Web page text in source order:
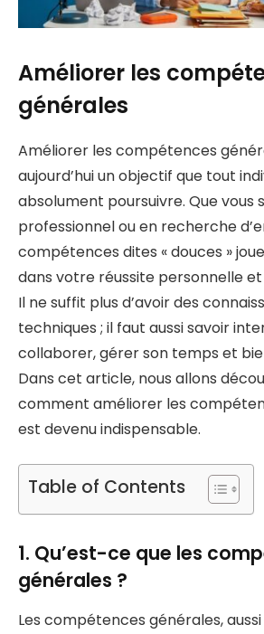
Améliorer les
générales
Améliorer les compétences
aujourd’hui un objectif que tout
absolument poursuivre. Que vous
professionnel ou en recherche
compétences dites « douces »
dans votre réussite personnelle
Il ne suffit plus d’avoir des
techniques ; il faut aussi savoir
collaborer, gérer son temps et
Dans cet article, nous allons
comment améliorer les
est devenu indispensable.
Table of Contents
1. Qu’est-ce que les
générales ?
Les compétences générales,